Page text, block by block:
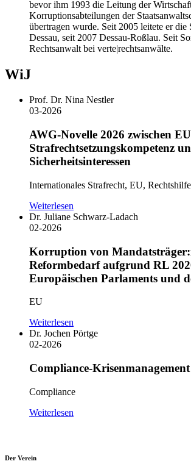
bevor ihm 1993 die Leitung der
Korruptionsabteilungen der
übertragen wurde. Seit 2005 leitete er die
Dessau, seit 2007 Dessau-Roßlau. Seit
Rechtsanwalt bei verte|rechtsanwälte.
WiJ
Prof. Dr. Nina Nestler
03-2026
AWG-Novelle 2026 zwischen
Strafrechtsetzungskompetenz
Sicherheitsinteressen
Internationales Strafrecht, EU,
Weiterlesen
Dr. Juliane Schwarz-Ladach
02-2026
Korruption von
Reformbedarf aufgrund RL
Europäischen Parlaments und
EU
Weiterlesen
Dr. Jochen Pörtge
02-2026
Compliance-Krisenmanagement
Compliance
Weiterlesen
Der Verein